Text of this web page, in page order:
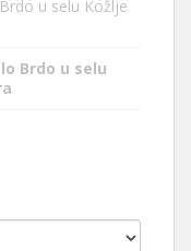
u selu Kožlje
Brdo u selu